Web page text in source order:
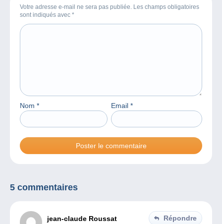
Votre adresse e-mail ne sera pas publiée. Les champs obligatoires
sont indiqués avec *
Nom * Email *
5 commentaires
jean-claude Roussat Répondre